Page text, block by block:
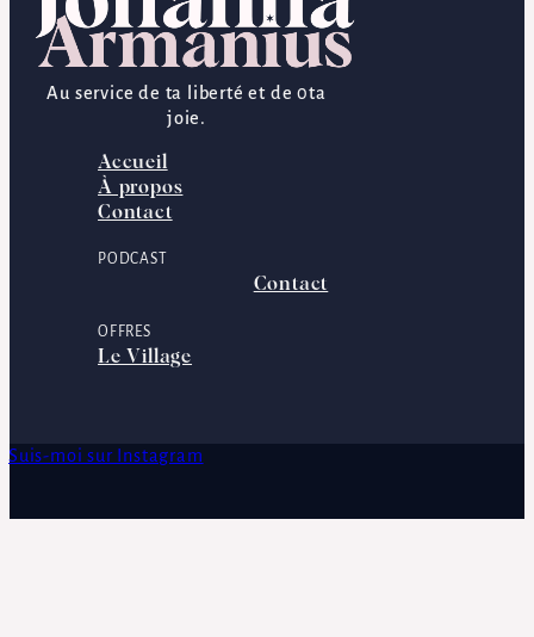
Au service de ta liberté et de 0ta
joie.
Accueil
À propos
Contact
PODCAST
Contact
OFFRES
Le Village
Suis-moi sur Instagram